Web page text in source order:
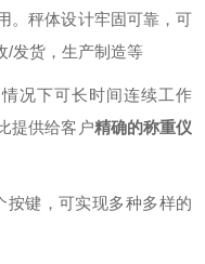
。秤体设计牢固可靠，可
/发货，生产制造等
况下可长时间连续工作
提供给客户精确的称重仪
按键，可实现多种多样的